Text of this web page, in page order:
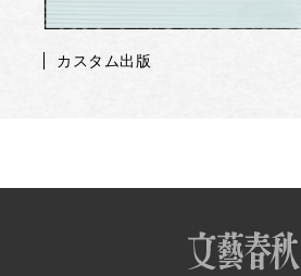
カスタム出版